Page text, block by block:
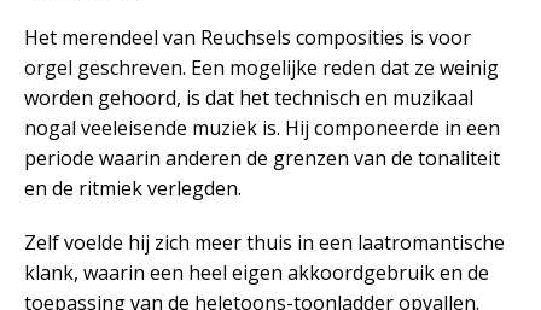
Het merendeel van Reuchsels composities is voor
orgel geschreven. Een mogelijke reden dat ze weinig
worden gehoord, is dat het technisch en muzikaal
nogal veeleisende muziek is. Hij componeerde in een
periode waarin anderen de grenzen van de tonaliteit
en de ritmiek verlegden.
Zelf voelde hij zich meer thuis in een laatromantische
klank, waarin een heel eigen akkoordgebruik en de
toepassing van de heletoons-toonladder opvallen.